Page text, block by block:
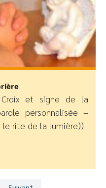
et signe de la
personnalisée –
rite de la lumière))